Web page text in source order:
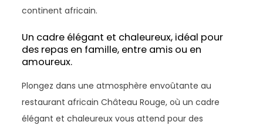
continent africain.
Un cadre élégant et chaleureux, idéal pour
des repas en famille, entre amis ou en
amoureux.
Plongez dans une atmosphère envoûtante au
restaurant africain Château Rouge, où un cadre
élégant et chaleureux vous attend pour des